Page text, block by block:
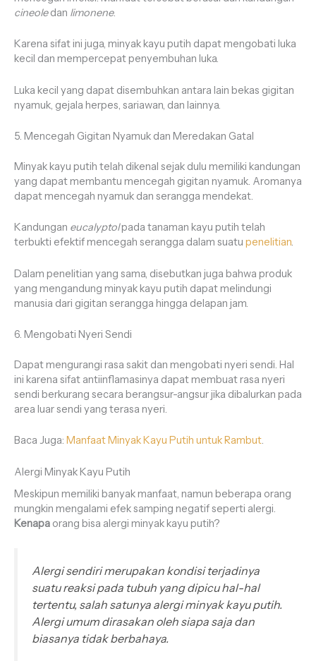
cineoledan limonene.
Karena sifat ini juga, minyak kayu putih dapat mengobati luka
kecil dan mempercepat penyembuhan luka.
Luka kecil yang dapat disembuhkan antara lain bekas gigitan
nyamuk, gejala herpes, sariawan, dan lainnya.
5. Mencegah Gigitan Nyamuk dan Meredakan Gatal
Minyak kayu putih telah dikenal sejak dulu memiliki kandungan
yang dapat membantu mencegah gigitan nyamuk. Aromanya
dapat mencegah nyamuk dan serangga mendekat.
Kandungan eucalyptolpada tanaman kayu putih telah
terbukti efektif mencegah serangga dalam suatu penelitian.
Dalam penelitian yang sama, disebutkan juga bahwa produk
yang mengandung minyak kayu putih dapat melindungi
manusia dari gigitan serangga hingga delapan jam.
6. Mengobati Nyeri Sendi
Dapat mengurangi rasa sakit dan mengobati nyeri sendi. Hal
ini karena sifat antiinflamasinya dapat membuat rasa nyeri
sendi berkurang secara berangsur-angsur jika dibalurkan pada
area luar sendi yang terasa nyeri.
Baca Juga: Manfaat Minyak Kayu Putih untuk Rambut.
Alergi Minyak Kayu Putih
Meskipun memiliki banyak manfaat, namun beberapa orang
mungkin mengalami efek samping negatif seperti alergi.
Kenapa orang bisa alergi minyak kayu putih?
Alergi sendiri merupakan kondisi terjadinya
suatu reaksi pada tubuh yang dipicu hal-hal
tertentu, salah satunya alergi minyak kayu putih.
Alergi umum dirasakan oleh siapa saja dan
biasanya tidak berbahaya.